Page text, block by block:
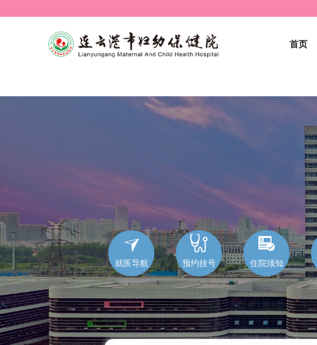
首页

就医导航

预约挂号

住院须知